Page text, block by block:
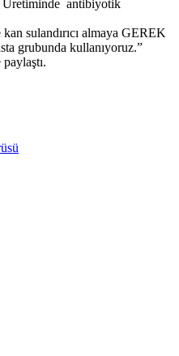
Üretiminde antibiyotik
sulandırıcı almaya GEREK
grubunda kullanıyoruz.”